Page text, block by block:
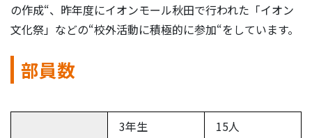
の作成“、昨年度にイオンモール秋田で行われた「イオン
文化祭」などの“校外活動に積極的に参加“をしています。
部員数
3年生
15人